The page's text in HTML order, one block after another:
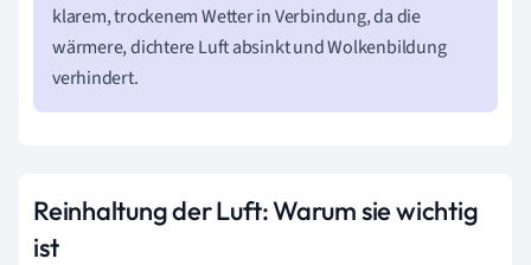
klarem, trockenem Wetter in Verbindung, da die
wärmere, dichtere Luft absinkt und Wolkenbildung
verhindert.
Reinhaltung der Luft: Warum sie wichtig
ist